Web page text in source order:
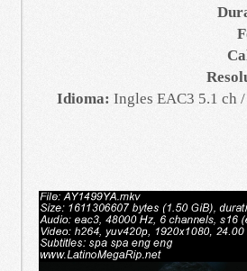
Idioma: Ingles EAC3 5.1 ch